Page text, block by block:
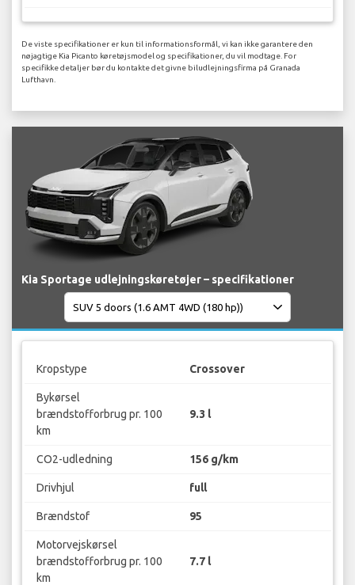
De viste specifikationer er kun til informationsformål, vi kan ikke garantere den
nøjagtige Kia Picanto køretøjsmodel og specifikationer, du vil modtage. For
specifikke detaljer bør du kontakte det givne biludlejningsfirma på Granada
Lufthavn.
Kia Sportage udlejningskøretøjer – specifikationer
Kropstype Crossover
Bykørsel
brændstofforbrug pr. 100
km
9.3 l
CO2-udledning 156 g/km
Drivhjul full
Brændstof 95
Motorvejskørsel
brændstofforbrug pr. 100
km
7.7 l